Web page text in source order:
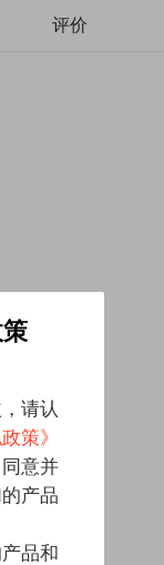
评价
请认
策》
意并
产品
品和